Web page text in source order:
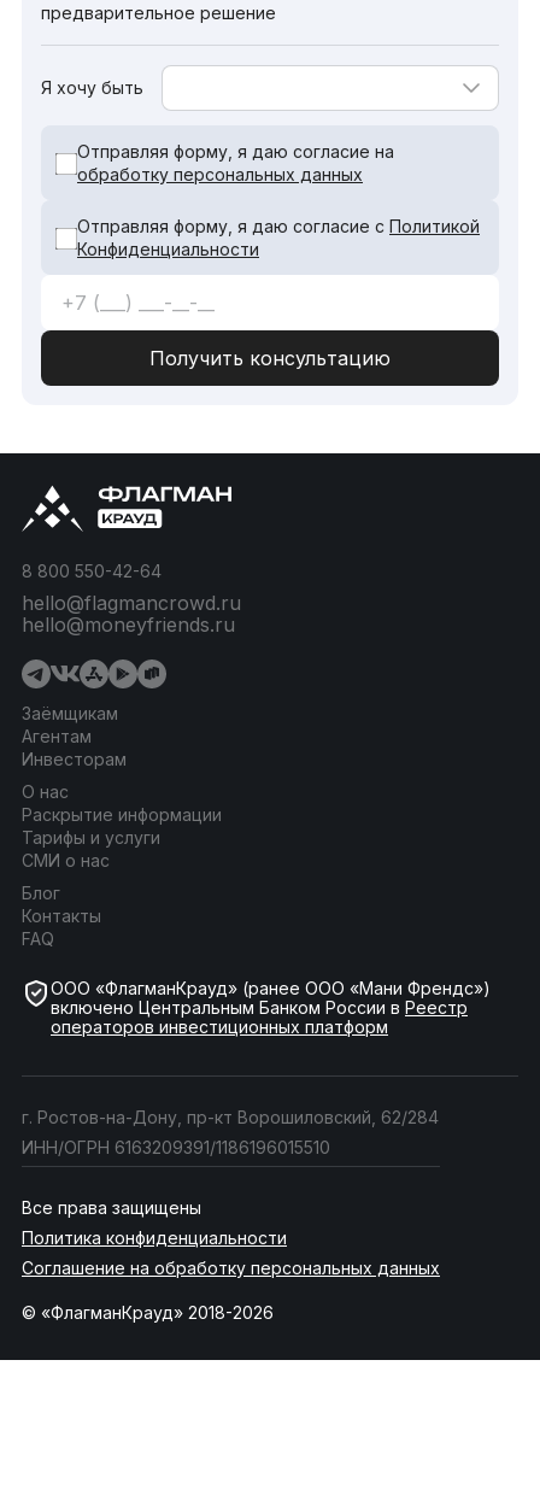
предварительное решение
Я хочу быть
Отправляя форму, я даю согласие на
обработку персональных данных
Отправляя форму, я даю согласие с Политикой
Конфиденциальности
Заёмщикам
Агентам
Инвесторам
О нас
Раскрытие информации
Тарифы и услуги
СМИ о нас
Блог
Контакты
FAQ
8 800 550-42-64
hello@flagmancrowd.ru
hello@moneyfriends.ru
ООО «ФлагманКрауд» (ранее ООО «Мани Френдс»)
включено Центральным Банком России в Реестр
операторов инвестиционных платформ
г. Ростов-на-Дону, пр-кт Ворошиловский, 62/284
ИНН/ОГРН 6163209391/1186196015510
Все права защищены
Политика конфиденциальности
Соглашение на обработку персональных данных
© «ФлагманКрауд» 2018-2026